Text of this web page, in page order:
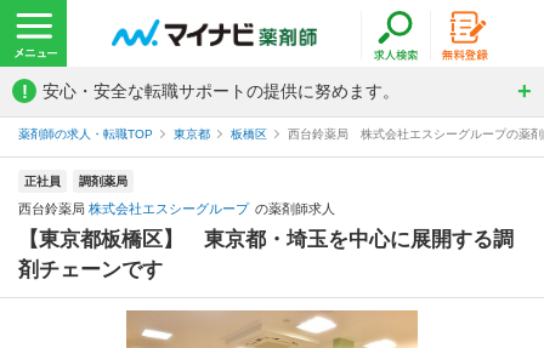
! 安心・安全な転職サポートの提供に努めます。
薬剤師の求人・転職TOP 東京都 板橋区 西台鈴薬局 株式会社エスシーグループの薬
正社員 調剤薬局
西台鈴薬局 株式会社エスシーグループ の薬剤師求人
【東京都板橋区】 東京都・埼玉を中心に展開する調
剤チェーンです